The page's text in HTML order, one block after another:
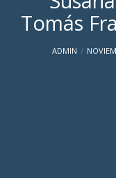
Tomás
ADMIN